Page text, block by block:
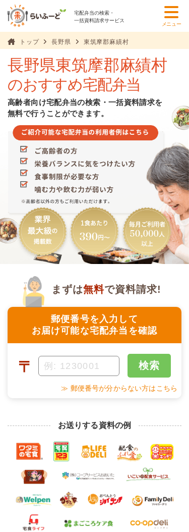
宅配弁当の検索・
一括資料請求サービス
メニュー
トップ 長野県 東筑摩郡麻績村
長野県東筑摩郡麻績村
のおすすめ宅配弁当
高齢者向け宅配弁当の検索・一括資料請求を
無料で行うことができます。
郵便番号を入力して
お届け可能な宅配弁当を確認
まずは無料で資料請求!
〒 検索
≫ 郵便番号が分からない方はこちら
お送りする資料の例